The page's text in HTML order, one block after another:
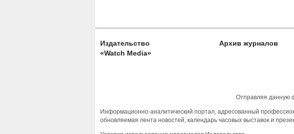
Издательство
«Watch Media»
Архив журналов
Отправляя данную
Информационно-аналитический портал, адресованный
обновляемая лента новостей, календарь часовых выставок и